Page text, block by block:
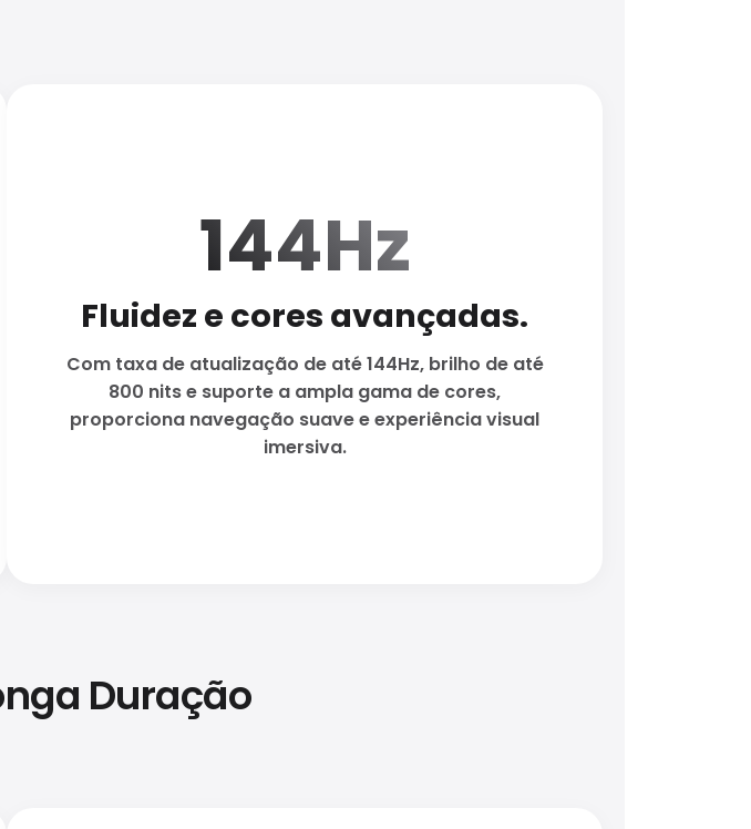
144Hz
Fluidez e cores avançadas.
Com taxa de atualização de até 144Hz, brilho de até
800 nits e suporte a ampla gama de cores,
proporciona navegação suave e experiência visual
imersiva.
Duração